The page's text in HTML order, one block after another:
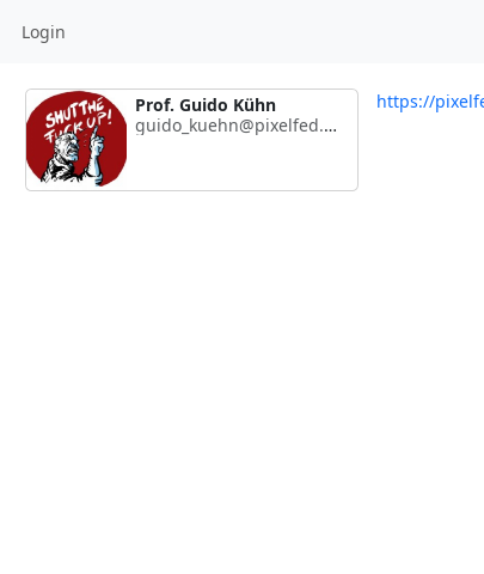
Login
Prof. Guido Kühn
guido_kuehn@pixelfed.social
https://